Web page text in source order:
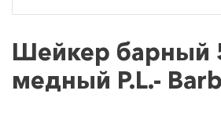
Шейкер барный
медный P.L.-